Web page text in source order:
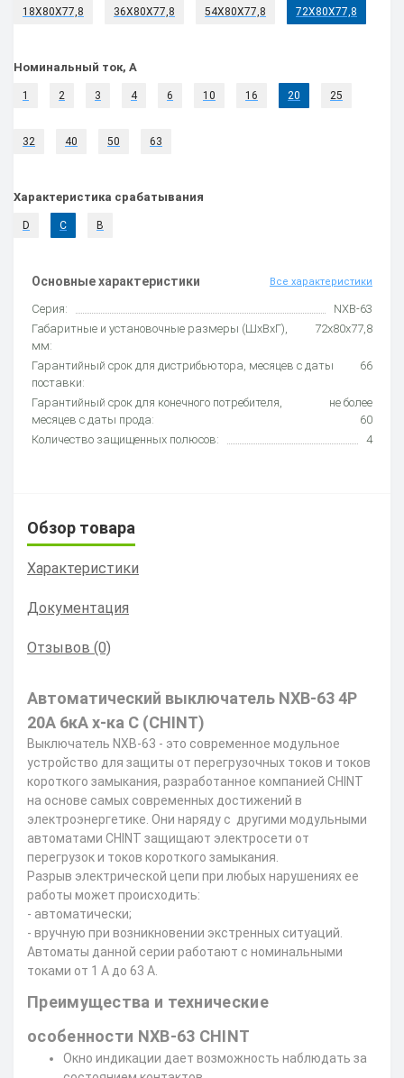
18Х80Х77,8 36Х80Х77,8 54Х80Х77,8 72Х80Х77,8
Номинальный ток, А
1 2 3 4 6 10 16 20 25
32 40 50 63
Характеристика срабатывания
D C B
Основные характеристики Все характеристики
Серия:
NXB-63
Габаритные и установочные размеры (ШхВхГ),
мм:
72х80х77,8
Гарантийный срок для дистрибьютора, месяцев с даты
поставки:
66
Гарантийный срок для конечного потребителя,
месяцев с даты прода:
не более
60
Количество защищенных полюсов:
4
Обзор товара
Характеристики
Документация
Отзывов (0)
Автоматический выключатель NXB-63 4P
20А 6кА х-ка C (CHINT)
Выключатель NXB-63 - это современное модульное
устройство для защиты от перегрузочных токов и токов
короткого замыкания, разработанное компанией CHINT
на основе самых современных достижений в
электроэнергетике. Они наряду с другими модульными
автоматами CHINT защищают электросети от
перегрузок и токов короткого замыкания.
Разрыв электрической цепи при любых нарушениях ее
работы может происходить:
- автоматически;
- вручную при возникновении экстренных ситуаций.
Автоматы данной серии работают с номинальными
токами от 1 А до 63 А.
Преимущества и технические
особенности NXB-63 CHINT
Окно индикации дает возможность наблюдать за